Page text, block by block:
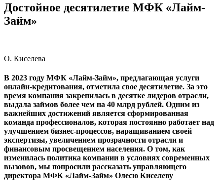
Достойное десятилетие МФК «Лайм-
Займ»
О. Киселева
В 2023 году МФК «Лайм-Займ», предлагающая услуги
онлайн-кредитования, отметила свое десятилетие. За это
время компания закрепилась в десятке лидеров отрасли,
выдала займов более чем на 40 млрд рублей. Одним из
важнейших достижений является сформированная
команда профессионалов, которая постоянно работает над
улучшением бизнес-процессов, наращиванием своей
экспертизы, увеличением прозрачности отрасли и
финансовым просвещением населения. О том, как
изменилась политика компании в условиях современных
вызовов, мы попросили рассказать управляющего
директора МФК «Лайм-Займ» Олесю Киселеву